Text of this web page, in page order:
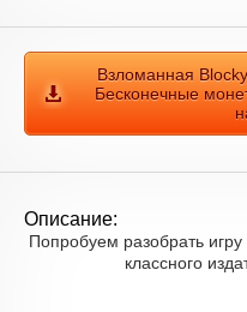
Взломанная
Бесконечные
Описание:
Попробуем разобрать
классного